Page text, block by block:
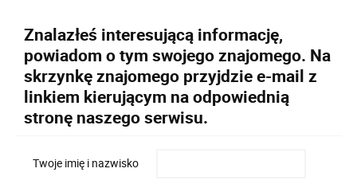
Znalazłeś interesującą informację,
powiadom o tym swojego znajomego. Na
skrzynkę znajomego przyjdzie e-mail z
linkiem kierującym na odpowiednią
stronę naszego serwisu.
Twoje imię i nazwisko